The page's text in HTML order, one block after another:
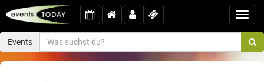
Events